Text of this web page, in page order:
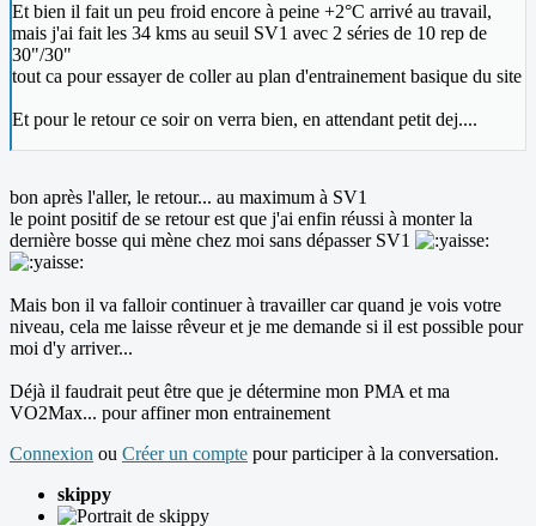
Et bien il fait un peu froid encore à peine +2°C arrivé au travail,
mais j'ai fait les 34 kms au seuil SV1 avec 2 séries de 10 rep de
30"/30"
tout ca pour essayer de coller au plan d'entrainement basique du site
Et pour le retour ce soir on verra bien, en attendant petit dej....
bon après l'aller, le retour... au maximum à SV1
le point positif de se retour est que j'ai enfin réussi à monter la
dernière bosse qui mène chez moi sans dépasser SV1
Mais bon il va falloir continuer à travailler car quand je vois votre
niveau, cela me laisse rêveur et je me demande si il est possible pour
moi d'y arriver...
Déjà il faudrait peut être que je détermine mon PMA et ma
VO2Max... pour affiner mon entrainement
Connexion ou Créer un compte pour participer à la conversation.
skippy